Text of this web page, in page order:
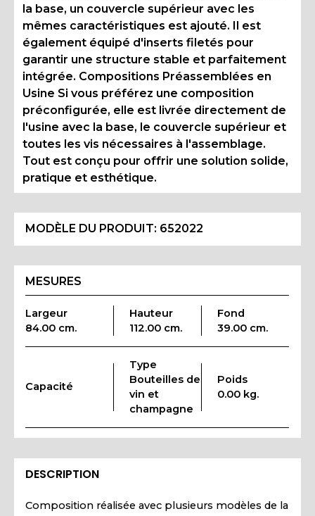
la base, un couvercle supérieur avec les
mêmes caractéristiques est ajouté. Il est
également équipé d'inserts filetés pour
garantir une structure stable et parfaitement
intégrée. Compositions Préassemblées en
Usine Si vous préférez une composition
préconfigurée, elle est livrée directement de
l'usine avec la base, le couvercle supérieur et
toutes les vis nécessaires à l'assemblage.
Tout est conçu pour offrir une solution solide,
pratique et esthétique.
MODÈLE DU PRODUIT: 652022
MESURES
Largeur
84.00 cm.
Hauteur
112.00 cm.
Fond
39.00 cm.
Capacité
Type
Bouteilles de
vin et
champagne
Poids
0.00 kg.
DESCRIPTION
Composition réalisée avec plusieurs modèles de la